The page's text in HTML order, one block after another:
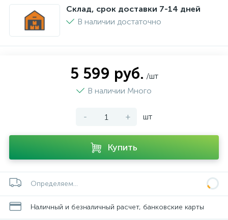
Склад, срок доставки 7-14 дней
В наличии достаточно
5 599 руб. /шт
В наличии Много
- + шт
Купить
Определяем...
Наличный и безналичный расчет, банковские карты